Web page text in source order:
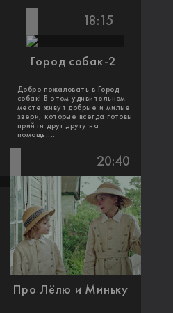
18:15
Город собак-2
Добро пожаловать в Город
cобак! В этом удивительном
месте живут добрые и милые
звери, которые всегда готовы
прийти друг другу на
помощь....
20:40
Про Лёлю и Миньку